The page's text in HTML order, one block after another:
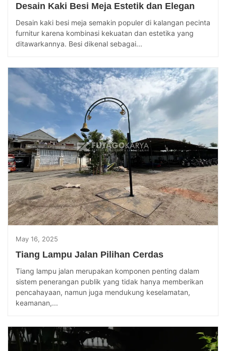
Desain Kaki Besi Meja Estetik dan Elegan
Desain kaki besi meja semakin populer di kalangan pecinta
furnitur karena kombinasi kekuatan dan estetika yang
ditawarkannya. Besi dikenal sebagai...
May 16, 2025
Tiang Lampu Jalan Pilihan Cerdas
Tiang lampu jalan merupakan komponen penting dalam
sistem penerangan publik yang tidak hanya memberikan
pencahayaan, namun juga mendukung keselamatan,
keamanan,...